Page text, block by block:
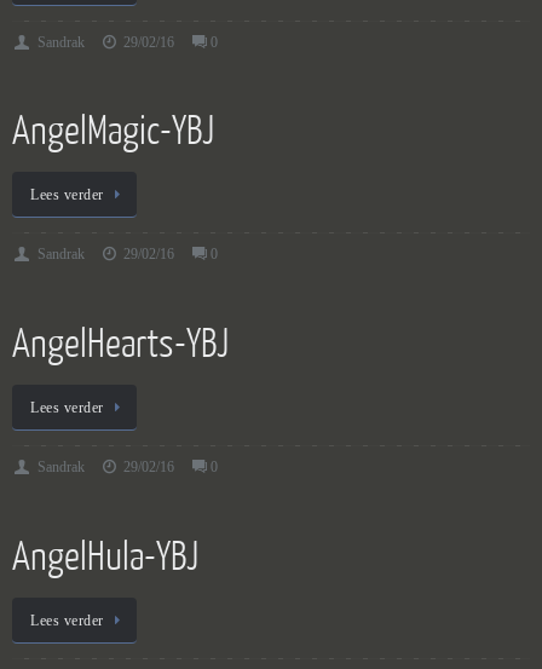
Sandrak 29/02/16 0
AngelMagic-YBJ
Lees verder
Sandrak 29/02/16 0
AngelHearts-YBJ
Lees verder
Sandrak 29/02/16 0
AngelHula-YBJ
Lees verder